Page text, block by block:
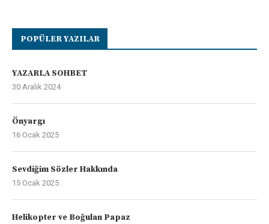
POPÜLER YAZILAR
YAZARLA SOHBET
30 Aralık 2024
Önyargı
16 Ocak 2025
Sevdiğim Sözler Hakkında
15 Ocak 2025
Helikopter ve Boğulan Papaz